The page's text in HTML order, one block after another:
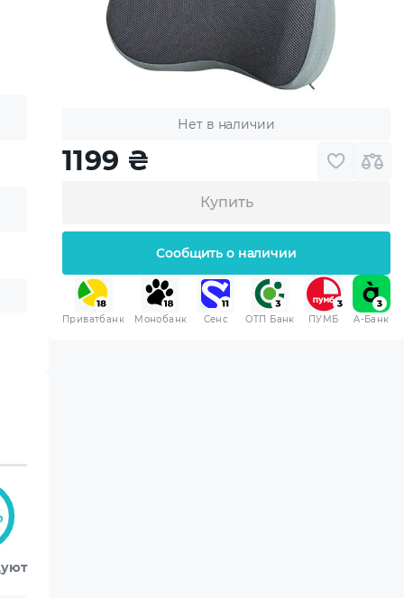
Нет в наличии
1199 ₴
Купить
Сообщить о наличии
Приватбанк Монобанк Сенс ОТП Банк ПУМБ A-Банк